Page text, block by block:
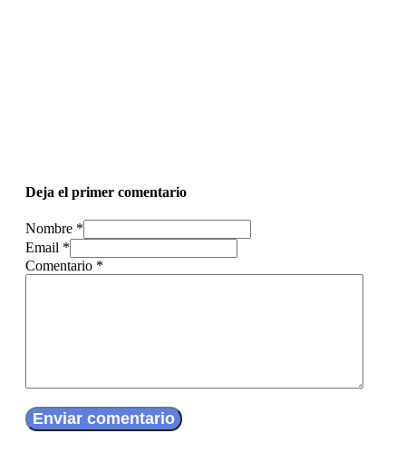
Deja el primer comentario
Nombre *
Email *
Comentario *